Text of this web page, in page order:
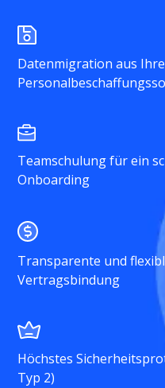
Datenmigration aus
Teamschulung für ein
Onboarding
Transparente und
Vertragsbindung
Höchstes
Typ 2)